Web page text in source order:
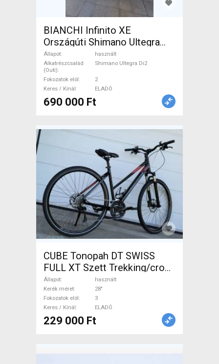
BIANCHI Infinito XE
Országúti Shimano Ultegra
Di2 tárcsafék használt ELADÓ
Állapot
használt
Alkatrészcsalád
(Outi)
Shimano Ultegra Di2
Fokozatok elöl
2
Keres / Kínál
ELADÓ
690 000 Ft
CUBE Tonopah DT SWISS
FULL XT Szett Trekking/cross
tárcsafék használt ELADÓ
Állapot
használt
Kerék méret
28"
Fokozatok elöl
3
Keres / Kínál
ELADÓ
229 000 Ft